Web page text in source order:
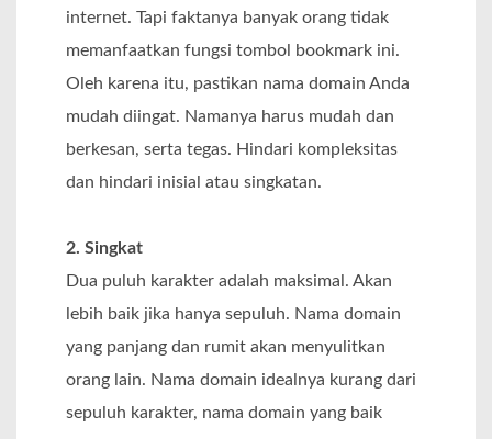
internet. Tapi faktanya banyak orang tidak
memanfaatkan fungsi tombol bookmark ini.
Oleh karena itu, pastikan nama domain Anda
mudah diingat. Namanya harus mudah dan
berkesan, serta tegas. Hindari kompleksitas
dan hindari inisial atau singkatan.
2. Singkat
Dua puluh karakter adalah maksimal. Akan
lebih baik jika hanya sepuluh. Nama domain
yang panjang dan rumit akan menyulitkan
orang lain. Nama domain idealnya kurang dari
sepuluh karakter, nama domain yang baik